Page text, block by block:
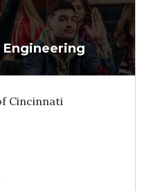
Tham vấn Interlink
Cincinnati